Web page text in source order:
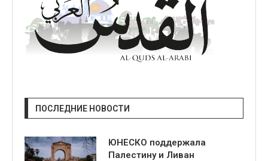
ПОСЛЕДНИЕ НОВОСТИ
ЮНЕСКО поддержала
Палестину и Ливан